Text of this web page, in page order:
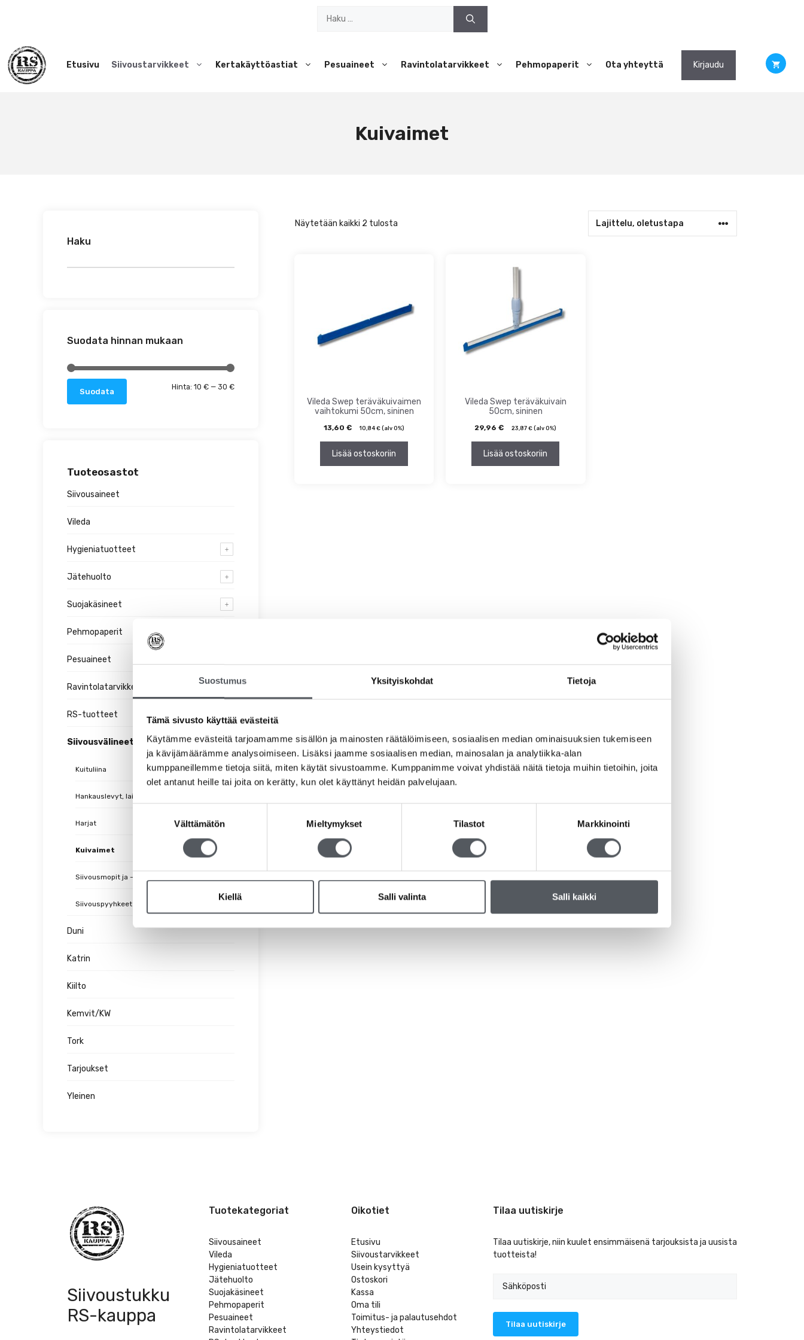
Suostumus Yksityiskohdat Tietoja
Tämä sivusto käyttää evästeitä
Käytämme evästeitä tarjoamamme sisällön ja mainosten räätälöimiseen, sosiaalisen median ominaisuuksien tukemiseen
ja kävijämäärämme analysoimiseen. Lisäksi jaamme sosiaalisen median, mainosalan ja analytiikka-alan
kumppaneillemme tietoja siitä, miten käytät sivustoamme. Kumppanimme voivat yhdistää näitä tietoja muihin tietoihin, joita
olet antanut heille tai joita on kerätty, kun olet käyttänyt heidän palvelujaan.
Välttämätön Mieltymykset Tilastot Markkinointi
Kiellä Salli valinta Salli kaikki
Etusivu Siivoustarvikkeet Kertakäyttöastiat Pesuaineet Ravintolatarvikkeet Pehmopaperit Ota yhteyttä Kirjaudu
Kuivaimet
Näytetään kaikki 2 tulosta
Vileda Swep teräväkuivaimen
vaihtokumi 50cm, sininen
13,60€ 10,84€ (alv 0%)
Lisää ostoskoriin
Vileda Swep teräväkuivain
50cm, sininen
29,96€ 23,87€ (alv 0%)
Lisää ostoskoriin
Haku
Suodata hinnan mukaan
Minimihinta
Maksimihinta
Suodata Hinta: 10 € — 30 €
Tuoteosastot
Siivousaineet
Vileda
Hygieniatuotteet
Jätehuolto
Suojakäsineet
Pehmopaperit
Pesuaineet
Ravintolatarvikkeet
RS-tuotteet
Siivousvälineet
Kuituliina
Hankauslevyt, laikat ja puhdistussienet
Harjat
Kuivaimet
Siivousmopit ja -varret
Siivouspyyhkeet
Duni
Katrin
Kiilto
Kemvit/KW
Tork
Tarjoukset
Yleinen
Siivoustukku
RS-kauppa
Tuotekategoriat
Siivousaineet
Vileda
Hygieniatuotteet
Jätehuolto
Suojakäsineet
Pehmopaperit
Pesuaineet
Ravintolatarvikkeet
Oikotiet
Etusivu
Siivoustarvikkeet
Usein kysyttyä
Ostoskori
Kassa
Oma tili
Toimitus- ja palautusehdot
Yhteystiedot
Tilaa uutiskirje
Tilaa uutiskirje, niin kuulet ensimmäisenä tarjouksista ja uusista
tuotteista!